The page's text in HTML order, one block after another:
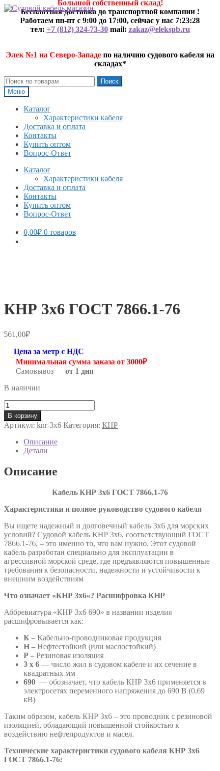
Перейти
навигации
Перейти
содержимому
Большой собственный склад!
Бесплатная доставка до транспортной компании !
Работаем пн-пт с 9:00 до 17:00, сейчас у нас 7:23:28
тел: +7 (812) 324-73-30mail: zakaz@elekspb.ru
Элек №1 на Северо-Западепо наличию судового кабеля на
складах*
Искать:
Поиск
Меню
Каталог
Характеристики кабеля
Доставка и оплата
Контакты
Купить оптом
Вопрос-Ответ
Каталог
Характеристики кабеля
Доставка и оплата
Контакты
Купить оптом
Вопрос-Ответ
0,00₽ 0 товаров
КНР 3х6 ГОСТ 7866.1-76
561,00₽
Цена за метр с НДС
Минимальная сумма заказа от 3000₽
Самовывоз — от 1 дня
В наличии
Количество
товара
КНР
3х6
ГОСТ
7866.1-
В корзину
Артикул: knr-3х6 Категория: КНР
Описание
Детали
Описание
Кабель КНР 3х6 ГОСТ 7866.1-76
Характеристики и полное руководство судового кабеля
Вы ищете надежный и долговечный кабель 3х6 для морских
условий? Судовой кабель КНР 3х6, соответствующий ГОСТ
7866.1-76, – это именно то, что вам нужно. Этот судовой
кабель разработан специально для эксплуатации в
агрессивной морской среде, где предъявляются повышенные
требования к безопасности, надежности и устойчивости к
внешним воздействиям
Что означает «КНР 3х6«? Расшифровка КНР
Аббревиатура «КНР 3х6 690» в названии изделия
расшифровывается как:
К – Кабельно-проводниковая продукция
Н – Нефтестойкий (или маслостойкий)
Р – Резиновая изоляция
3 х 6 — число жил в судовом кабеле и их сечение в
квадратных мм
690 — обозначает, что кабель КНР 3х6 применяется в
электросетях переменного напряжения до 690 В (0,69
кВ)
Таким образом, кабель КНР 3х6 – это проводник с резиновой
изоляцией, обладающий повышенной стойкостью к
воздействию нефтепродуктов и масел.
Технические характеристики судового кабеля КНР 3х6
ГОСТ 7866.1-76: